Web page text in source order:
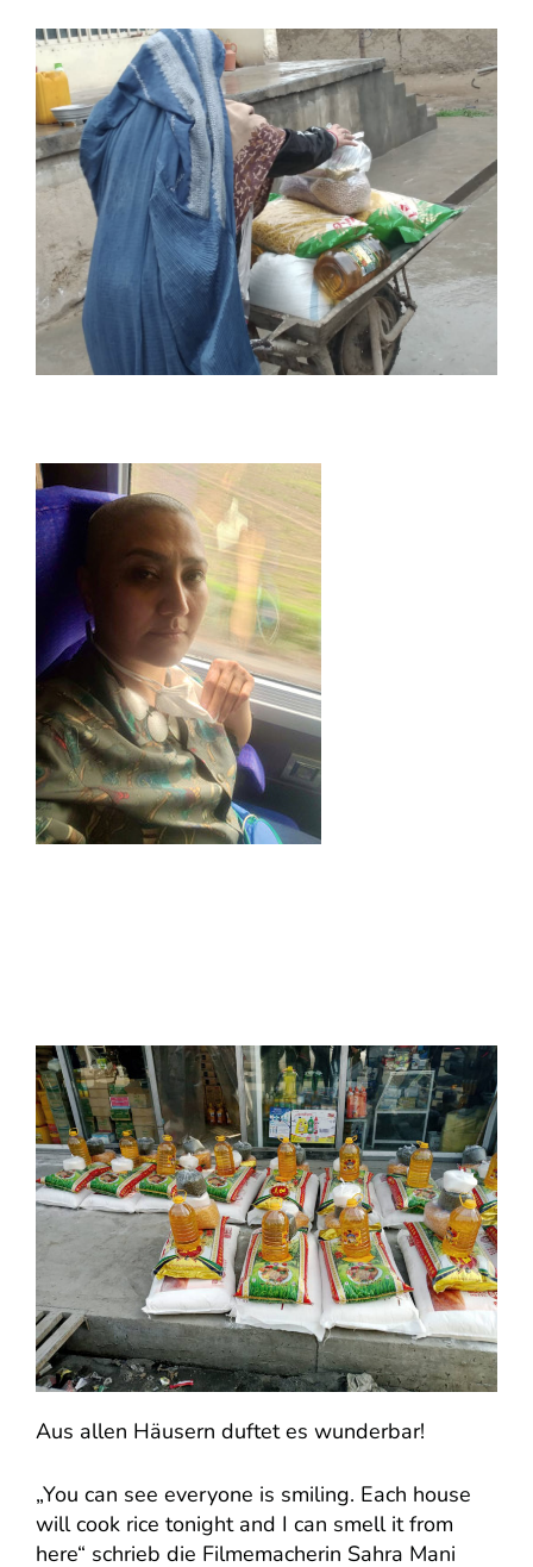
Aus allen Häusern duftet es wunderbar!
„You can see everyone is smiling. Each house
will cook rice tonight and I can smell it from
here“ schrieb die Filmemacherin Sahra Mani